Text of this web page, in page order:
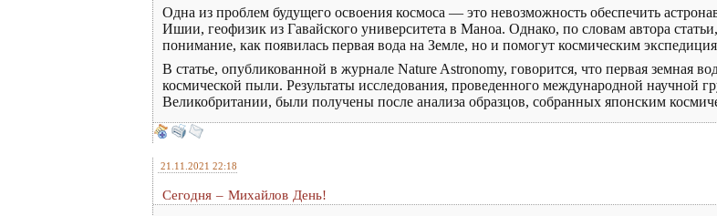
Одна из проблем будущего освоения космоса — это невозможность обеспечить
Ишии, геофизик из Гавайского университета в Маноа. Однако, по словам автора
понимание, как появилась первая вода на Земле, но и помогут космическим
В статье, опубликованной в журнале Nature Astronomy, говорится, что первая земная
космической пыли. Результаты исследования, проведенного международной научной
Великобритании, были получены после анализа образцов, собранных японским
21.11.2021 22:18
Сегодня – Михайлов День!